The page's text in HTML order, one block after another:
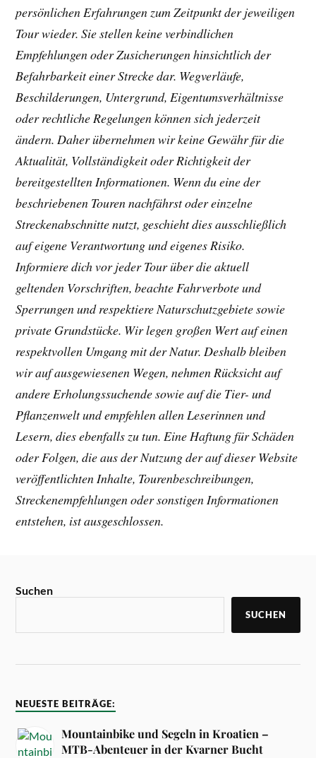
persönlichen Erfahrungen zum Zeitpunkt der jeweiligen
Tour wieder. Sie stellen keine verbindlichen
Empfehlungen oder Zusicherungen hinsichtlich der
Befahrbarkeit einer Strecke dar. Wegverläufe,
Beschilderungen, Untergrund, Eigentumsverhältnisse
oder rechtliche Regelungen können sich jederzeit
ändern. Daher übernehmen wir keine Gewähr für die
Aktualität, Vollständigkeit oder Richtigkeit der
bereitgestellten Informationen. Wenn du eine der
beschriebenen Touren nachfährst oder einzelne
Streckenabschnitte nutzt, geschieht dies ausschließlich
auf eigene Verantwortung und eigenes Risiko.
Informiere dich vor jeder Tour über die aktuell
geltenden Vorschriften, beachte Fahrverbote und
Sperrungen und respektiere Naturschutzgebiete sowie
private Grundstücke. Wir legen großen Wert auf einen
respektvollen Umgang mit der Natur. Deshalb bleiben
wir auf ausgewiesenen Wegen, nehmen Rücksicht auf
andere Erholungssuchende sowie auf die Tier- und
Pflanzenwelt und empfehlen allen Leserinnen und
Lesern, dies ebenfalls zu tun. Eine Haftung für Schäden
oder Folgen, die aus der Nutzung der auf dieser Website
veröffentlichten Inhalte, Tourenbeschreibungen,
Streckenempfehlungen oder sonstigen Informationen
entstehen, ist ausgeschlossen.
Suchen
SUCHEN
NEUESTE BEITRÄGE:
Mountainbike und Segeln in Kroatien –
MTB-Abenteuer in der Kvarner Bucht